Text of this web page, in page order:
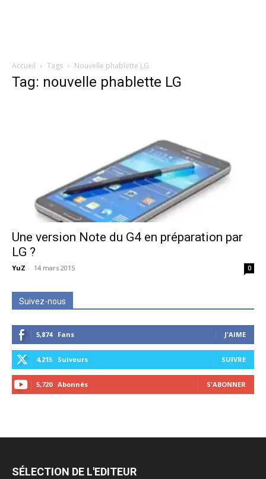
Accueil Tags Nouvelle phablette LG
Tag: nouvelle phablette LG
Une version Note du G4 en préparation par
LG ?
YuZ - 14 mars 2015 0
Suivez-nous
5,874 Fans J'AIME
4,215 Suiveurs SUIVRE
5,720 Abonnés S'ABONNER
SÉLECTION DE L'EDITEUR